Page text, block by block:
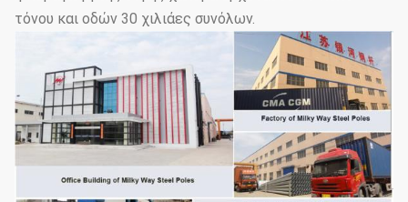
τόνου και οδών 30 χιλιάες συνόλων.